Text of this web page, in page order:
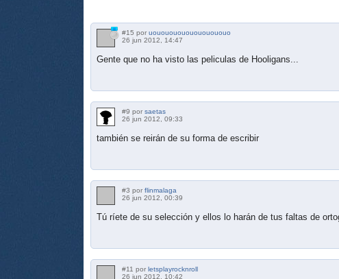
#15 por uouououououououououo
26 jun 2012, 14:47
Gente que no ha visto las peliculas de Hooligans...
#9 por saetas
26 jun 2012, 09:33
también se reirán de su forma de escribir
#3 por flinmalaga
26 jun 2012, 00:39
Tú ríete de su selección y ellos lo harán de tus faltas de
#11 por letsplayrocknroll
26 jun 2012, 10:42